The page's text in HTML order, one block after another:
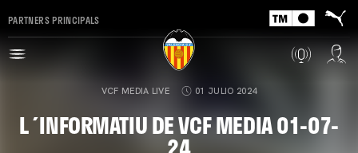
PARTNERS PRINCIPALS
VCF MEDIA LIVE 01 JULIO 2024
L´INFORMATIU DE VCF MEDIA 01-07-